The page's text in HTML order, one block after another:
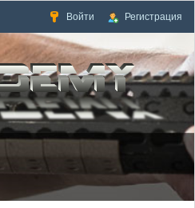
Войти Регистрация